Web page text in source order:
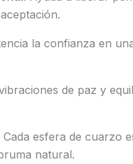
la confianza en
de paz y
Cada esfera de cuarzo
natural.